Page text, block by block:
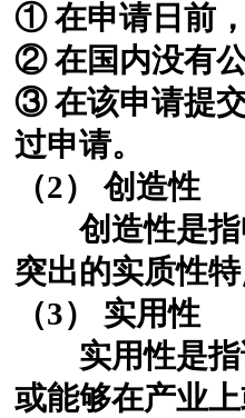
① 在申请日前
② 在国内没有
③ 在该申请提
过申请。
（2） 创造性
创造性是指
突出的实质性
（3） 实用性
实用性是指
或能够在产业